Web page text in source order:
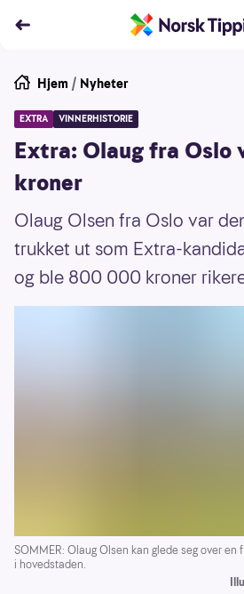
Hjem / Nyheter
EXTRA VINNERHISTORIE
Extra: Olaug fra
kroner
Olaug Olsen fra Oslo var
trukket ut som Extra-
og ble 800 000 kroner
SOMMER: Olaug Olsen kan glede seg over en
i hovedstaden.